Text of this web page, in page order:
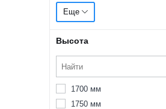
2875 мм
3000 мм
3375 мм
3500 мм
Еще
Высота
1700 мм
1750 мм